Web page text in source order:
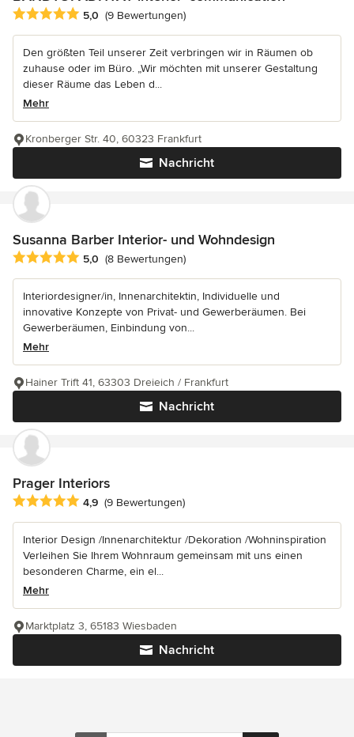
Durchschnittliche Bewertung: 5 von 5 Sternen
5,0 (9 Bewertungen)
Den größten Teil unserer Zeit verbringen wir in Räumen ob
zuhause oder im Büro. „Wir möchten mit unserer Gestaltung
dieser Räume das Leben d...
Mehr
Nachricht
Kronberger Str. 40, 60323 Frankfurt
Susanna Barber Interior- und Wohndesign
Durchschnittliche Bewertung: 5 von 5 Sternen
5,0 (8 Bewertungen)
Interiordesigner/in, Innenarchitektin, Individuelle und
innovative Konzepte von Privat- und Gewerberäumen. Bei
Gewerberäumen, Einbindung von...
Mehr
Nachricht
Hainer Trift 41, 63303 Dreieich / Frankfurt
Prager Interiors
Durchschnittliche Bewertung: 4.9 von 5 Sternen
4,9 (9 Bewertungen)
Interior Design /Innenarchitektur /Dekoration /Wohninspiration
Verleihen Sie Ihrem Wohnraum gemeinsam mit uns einen
besonderen Charme, ein el...
Mehr
Nachricht
Marktplatz 3, 65183 Wiesbaden